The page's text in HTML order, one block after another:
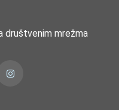
društvenim mrežma